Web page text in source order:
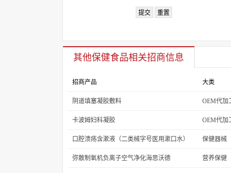
其他保健食品相关招商信息
招商产品 大类
阴道填塞凝胶敷料 OEM代加
卡波姆妇科凝胶 OEM代加
口腔溃疡含漱液（二类械字号医用漱口水） 保健器械
弥散制氧机负离子空气净化海思沃德 营养保健